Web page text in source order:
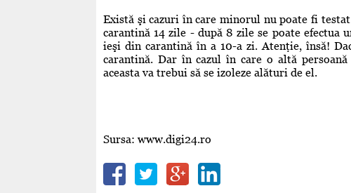
Există şi cazuri în care minorul nu poate fi
carantină 14 zile - după 8 zile se poate efectua
ieşi din carantină în a 10-a zi. Atenţie, însă!
carantină. Dar în cazul în care o altă
aceasta va trebui să se izoleze alături de el.
Sursa: www.digi24.ro